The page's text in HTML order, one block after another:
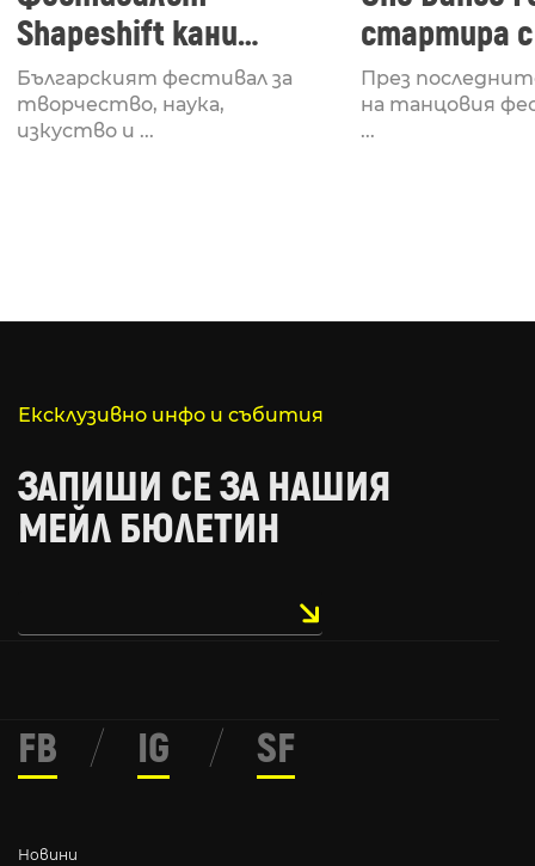
Shapeshift кани
Fabrizio Mammarella
за откриването си
Българският фестивал за
творчество, наука,
изкуство и ...
стартира
Lucid,
рейв
През
на танцовия
...
Ексклузивно инфо и събития
ЗАПИШИ СЕ ЗА НАШИЯ
МЕЙЛ БЮЛЕТИН
Новини
FB / IG / SF